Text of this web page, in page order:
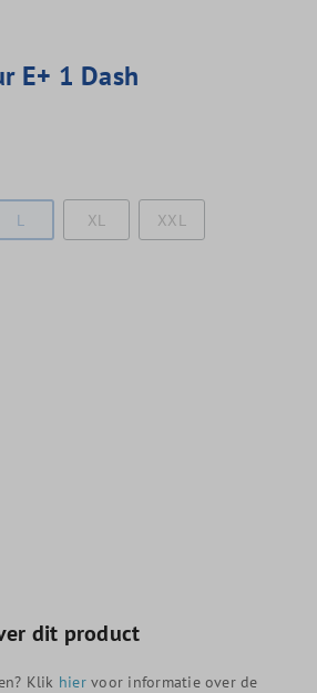
E+ 1 Dash
L XL XXL
dit product
Klik hiervoor informatie over de